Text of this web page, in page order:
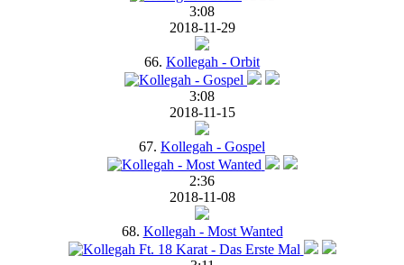
3:08
2018-11-29
66. Kollegah - Orbit
3:08
2018-11-15
67. Kollegah - Gospel
2:36
2018-11-08
68. Kollegah - Most Wanted